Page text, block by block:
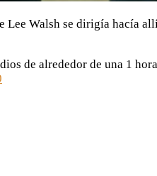
Lee Walsh se dirigía hacía
de alrededor de una 1